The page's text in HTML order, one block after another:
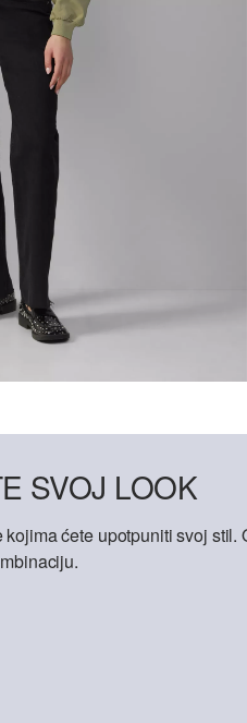
SVOJ LOOK
ćete upotpuniti svoj